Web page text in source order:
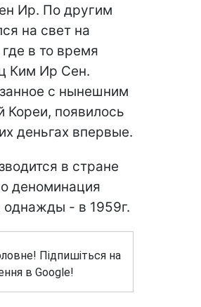
Ир. По другим
на свет на
в то время
Ким Ир Сен.
с нынешним
появилось
деньгах впервые.
в стране
деноминация
- в 1959г.
Підпишіться на
в Google!